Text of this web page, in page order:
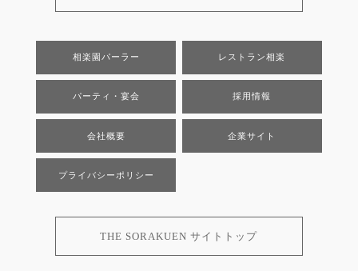
相楽園パーラー レストラン相楽
パーティ・宴会 採用情報
会社概要 企業サイト
プライバシーポリシー
THE SORAKUEN サイトトップ